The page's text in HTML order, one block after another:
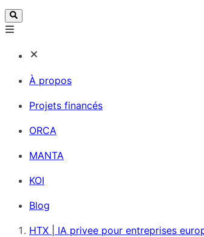
À propos
Projets financés
ORCA
MANTA
KOI
Blog
HTX | IA privee pour entreprises